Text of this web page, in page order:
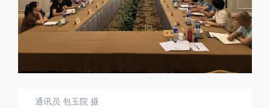
通讯员 包玉院 摄